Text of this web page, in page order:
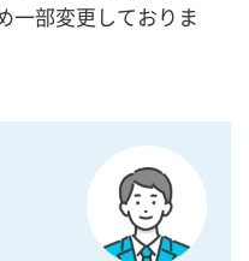
一部変更しておりま